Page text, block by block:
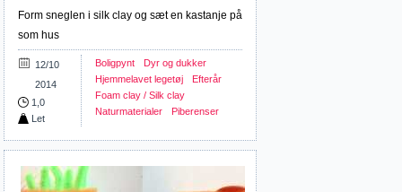
Form sneglen i silk clay og sæt en kastanje på
som hus
12/10
2014
1,0
Let
Boligpynt
Dyr og dukker
Hjemmelavet legetøj
Efterår
Foam clay / Silk clay
Naturmaterialer
Piberenser